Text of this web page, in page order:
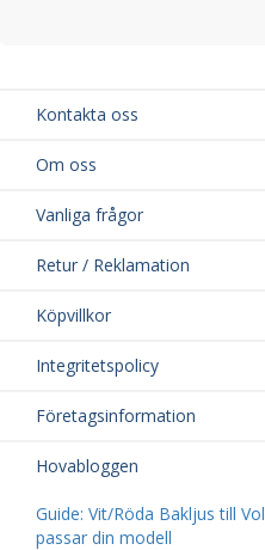
Kontakta oss
Om oss
Vanliga frågor
Retur / Reklamation
Köpvillkor
Integritetspolicy
Företagsinformation
Hovabloggen
Guide: Vit/Röda Bakljus till
passar din modell